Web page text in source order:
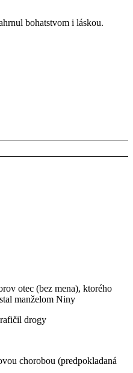
bohatstvom i láskou.
otec (bez mena), ktorého
manželom Niny
drogy
chorobou (predpokladaná